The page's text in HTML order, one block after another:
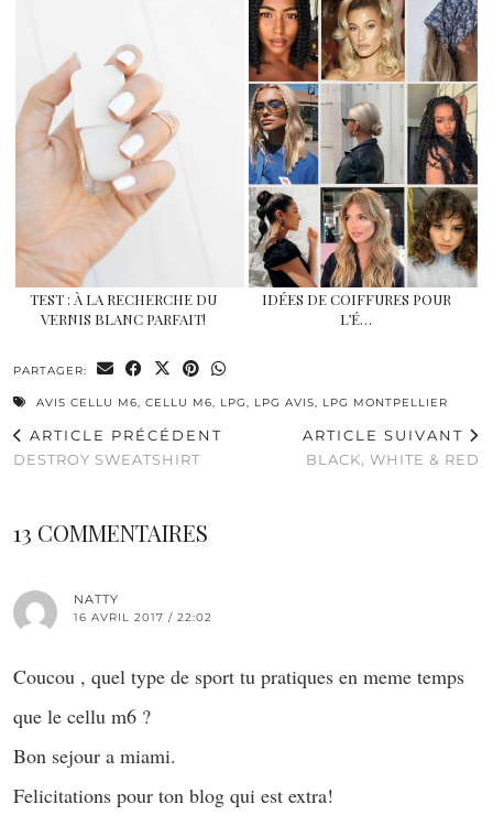
TEST : À LA RECHERCHE DU
VERNIS BLANC PARFAIT!
IDÉES DE COIFFURES POUR
L’É…
PARTAGER:
AVIS CELLU M6, CELLU M6, LPG, LPG AVIS, LPG MONTPELLIER
ARTICLE PRÉCÉDENT
DESTROY SWEATSHIRT
ARTICLE SUIVANT
BLACK, WHITE & RED
13 COMMENTAIRES
NATTY
16 AVRIL 2017 / 22:02
Coucou , quel type de sport tu pratiques en meme temps
que le cellu m6 ?
Bon sejour a miami.
Felicitations pour ton blog qui est extra!